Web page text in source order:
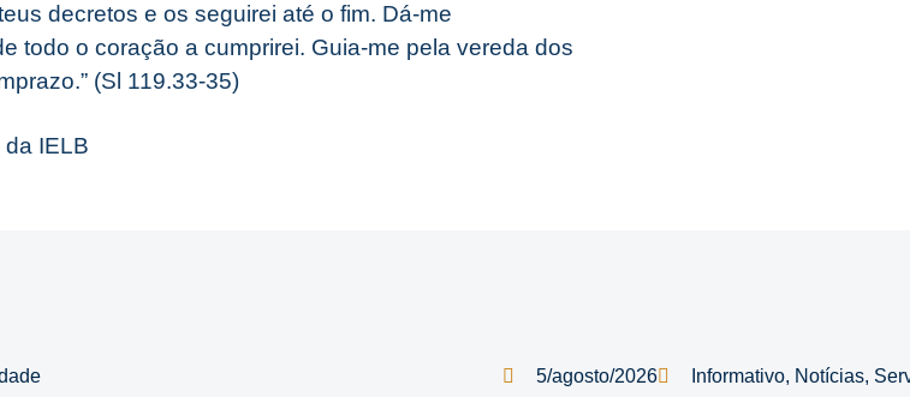
decretos e os seguirei até o fim. Dá-me
todo o coração a cumprirei. Guia-me pela vereda dos
(Sl 119.33-35)
IELB
5/agosto/2026 Informativo, Notícias,